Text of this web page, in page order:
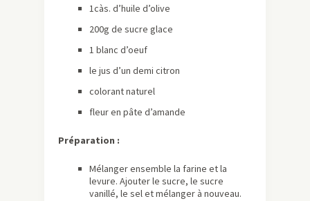
1càs. d’huile d’olive
200g de sucre glace
1 blanc d’oeuf
le jus d’un demi citron
colorant naturel
fleur en pâte d’amande
Préparation :
Mélanger ensemble la farine et la
levure. Ajouter le sucre, le sucre
vanillé, le sel et mélanger à nouveau.